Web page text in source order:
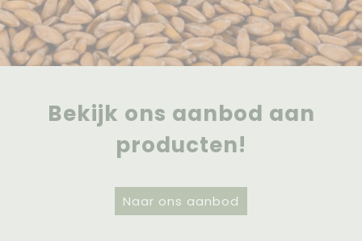
Bekijk ons aanbod aan
producten!
Naar ons aanbod